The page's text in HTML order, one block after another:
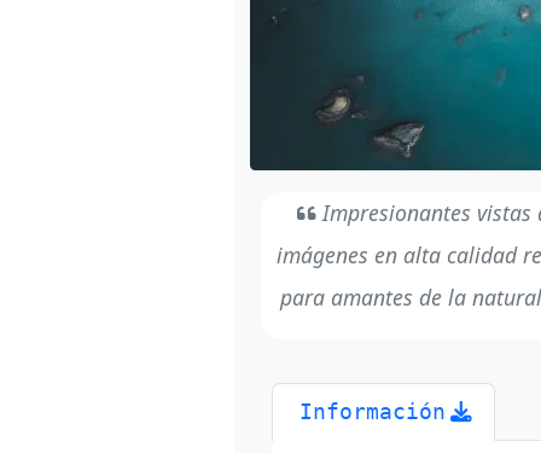
Impresionantes vistas
imágenes en alta calidad
para amantes de la
Información